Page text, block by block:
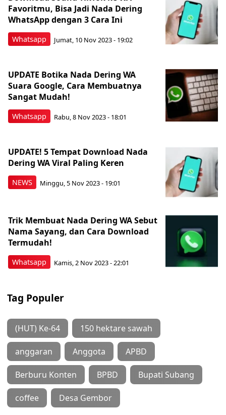
Whatsapp
Favoritmu, Bisa Jadi Nada Dering
WhatsApp dengan 3 Cara Ini
Jumat, 10 Nov 2023 - 19:02
Whatsapp
UPDATE Botika Nada Dering WA
Suara Google, Cara Membuatnya
Sangat Mudah!
Rabu, 8 Nov 2023 - 18:01
NEWS
UPDATE! 5 Tempat Download Nada
Dering WA Viral Paling Keren
Minggu, 5 Nov 2023 - 19:01
Whatsapp
Trik Membuat Nada Dering WA Sebut
Nama Sayang, dan Cara Download
Termudah!
Kamis, 2 Nov 2023 - 22:01
Tag Populer
(HUT) Ke-64 150 hektare sawah
anggaran Anggota APBD
Berburu Konten BPBD Bupati Subang
coffee Desa Gembor